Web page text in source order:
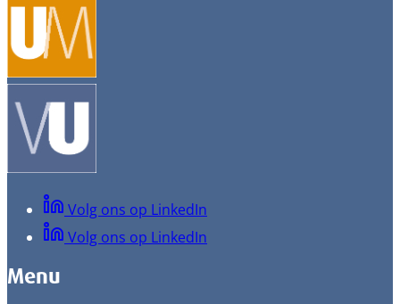
Volg ons op LinkedIn
Volg ons op LinkedIn
Menu